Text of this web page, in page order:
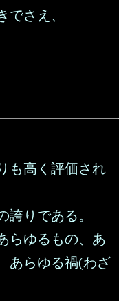
でさえ、
も高く評価され
誇りである。
らゆるもの、あ
あらゆる禍(わざ